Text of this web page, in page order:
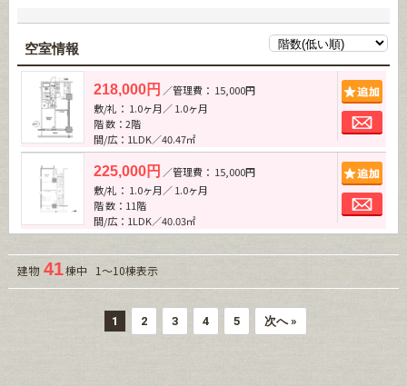
空室情報
218,000円 ／管理費： 15,000円
敷/礼： 1.0ヶ月／ 1.0ヶ月
階 数：2階
間/広：1LDK／40.47㎡
225,000円 ／管理費： 15,000円
敷/礼： 1.0ヶ月／ 1.0ヶ月
階 数：11階
間/広：1LDK／40.03㎡
建物 41棟中 1～10棟表示
1 2 3 4 5 次へ »